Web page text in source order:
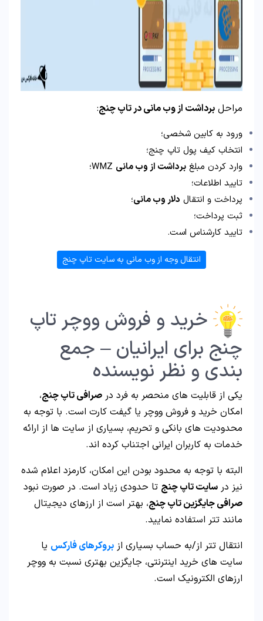
مراحل برداشت از وب مانی در تاپ چنج:
ورود به کابین شخصی؛
انتخاب کیف پول تاپ چنج؛
وارد کردن مبلغ برداشت از وب مانی
تایید اطلاعات؛
پرداخت و انتقال دلار وب مانی؛
ثبت پرداخت؛
تایید کارشناس است.
انتقال وجه از وب مانی به سایت تاپ چنج
خرید و فروش ووچر تاپ
چنج برای ایرانیان – جمع
بندی و نظر نویسنده
یکی از قابلیت های منحصر به فرد در صرافی تاپ چنج،
امکان خرید و فروش ووچر یا گیفت کارت است. با توجه به
محدودیت های بانکی و تحریم، بسیاری از سایت ها از ارائه
خدمات به کاربران ایرانی اجتناب کرده اند.
البته با توجه به محدود بودن این امکان، کارمزد اعلام شده
نیز در سایت تاپ چنج تا حدودی زیاد است. در صورت نبود
صرافی جایگزین تاپ چنج، بهتر است از ارزهای دیجیتال
مانند تتر استفاده نمایید.
انتقال تتر از/به حساب بسیاری از بروکرهای فارکس یا
سایت های خرید اینترنتی، جایگزین بهتری نسبت به ووچر
ارزهای الکترونیک است.